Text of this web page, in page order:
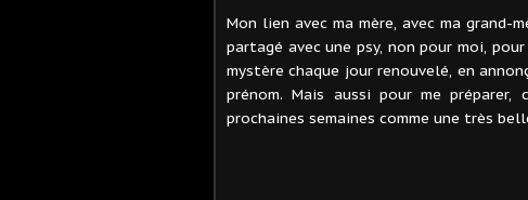
Mon lien avec ma mère, avec ma grand-
partagé avec une psy, non pour moi,
mystère chaque jour renouvelé, en
prénom. Mais aussi pour me
prochaines semaines comme une très